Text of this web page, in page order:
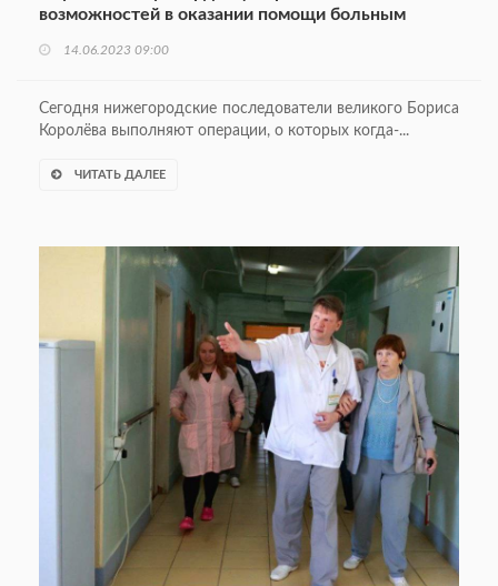
возможностей в оказании помощи больным
14.06.2023 09:00
Сегодня нижегородские последователи великого Бориса
Королёва выполняют операции, о которых когда-...
ЧИТАТЬ ДАЛЕЕ